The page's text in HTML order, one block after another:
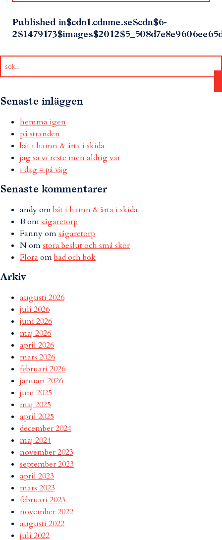
Published in$cdn1.cdnme.se$cdn$6-
Senaste inläggen
hemma igen
på stranden
båt i hamn & ärta i skida
jag sa vi reste men aldrig var
i dag = på väg
Senaste kommentarer
andyombåt i hamn & ärta i skida
B omsågaretorp
Fannyomsågaretorp
Nomstora beslut och små skor
Flora ombad och bok
Arkiv
augusti 2026
juli 2026
juni 2026
maj 2026
april 2026
mars 2026
februari 2026
januari 2026
juni 2025
maj 2025
april 2025
december 2024
maj 2024
november 2023
september 2023
april 2023
mars 2023
februari 2023
november 2022
augusti 2022
juli 2022